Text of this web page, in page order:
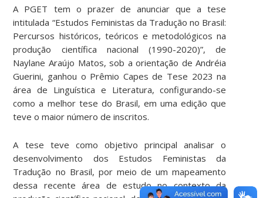
A PGET tem o prazer de anunciar que a tese
intitulada “Estudos Feministas da Tradução no Brasil:
Percursos históricos, teóricos e metodológicos na
produção científica nacional (1990-2020)”, de
Naylane Araújo Matos, sob a orientação de Andréia
Guerini, ganhou o Prêmio Capes de Tese 2023 na
área de Linguística e Literatura, configurando-se
como a melhor tese do Brasil, em uma edição que
teve o maior número de inscritos.
A tese teve como objetivo principal analisar o
desenvolvimento dos Estudos Feministas da
Tradução no Brasil, por meio de um mapeamento
dessa recente área de estudo no contexto da